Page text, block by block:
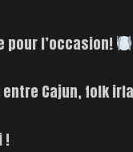
pour l’occasion!
Cajun, folk
!